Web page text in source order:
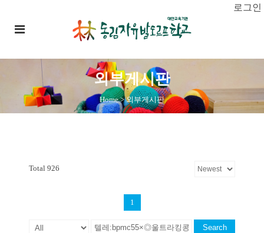
로그인
외부게시판
Home>외부게시판
Total 926
1
Search